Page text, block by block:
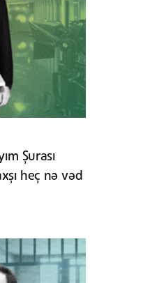
Şurası
heç nə vəd